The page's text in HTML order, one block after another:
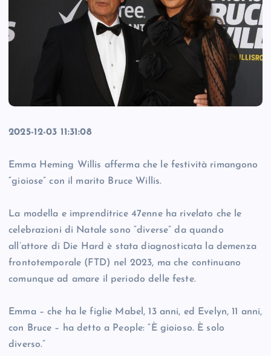
2025-12-03 11:31:08
Emma Heming Willis afferma che le festività rimangono
“gioiose” con il marito Bruce Willis.
La modella e imprenditrice 47enne ha rivelato che le
celebrazioni di Natale sono “diverse” da quando
all’attore di Die Hard è stata diagnosticata la demenza
frontotemporale (FTD) nel 2023, ma che continuano
comunque ad amare il periodo delle feste.
Emma – che ha le figlie Mabel, 13 anni, ed Evelyn, 11 anni,
con Bruce – ha detto a People: “È gioioso. È solo
diverso.”